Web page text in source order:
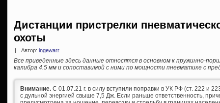
Дистанции пристрелки
охоты
Автор: ingewarr
Все приведенные здесь данные относятся в основном к пружинно-
калибра 4.5 мм и сопоставимой с ними по мощности пневматике с
Внимание. С 01.07.21 г. в силу вступили поправки в УК РФ (ст. 222 и
с дульной энергией свыше 7,5 Дж. Если раньше ответственность,